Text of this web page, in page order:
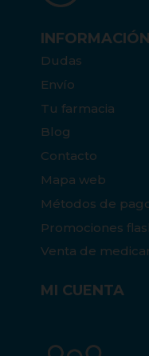
INFORMACIÓN
Dudas
Envío
Tu farmacia
Blog
Contacto
Mapa web
Métodos de
Promociones
Venta de
MI CUENTA